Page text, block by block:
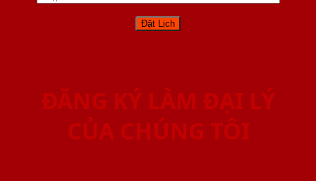
ĐĂNG KÝ LÀM ĐẠI LÝ
CỦA CHÚNG TÔI